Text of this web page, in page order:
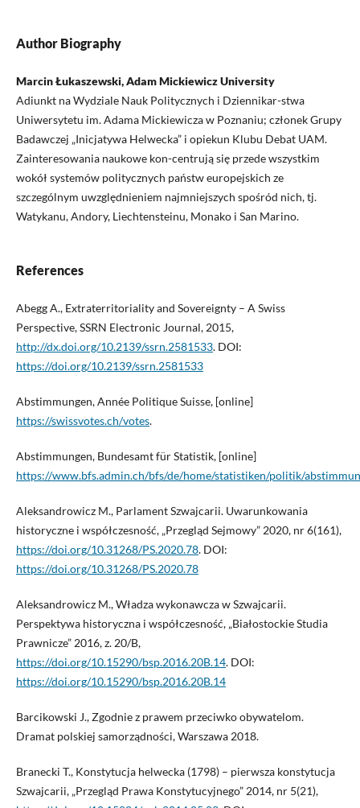
Author Biography
Marcin Łukaszewski, Adam Mickiewicz University
Adiunkt na Wydziale Nauk Politycznych i Dziennikar-stwa
Uniwersytetu im. Adama Mickiewicza w Poznaniu; członek Grupy
Badawczej „Inicjatywa Helwecka” i opiekun Klubu Debat UAM.
Zainteresowania naukowe kon-centrują się przede wszystkim
wokół systemów politycznych państw europejskich ze
szczególnym uwzględnieniem najmniejszych spośród nich, tj.
Watykanu, Andory, Liechtensteinu, Monako i San Marino.
References
Abegg A., Extraterritoriality and Sovereignty – A Swiss
Perspective, SSRN Electronic Journal, 2015,
http://dx.doi.org/10.2139/ssrn.2581533. DOI:
https://doi.org/10.2139/ssrn.2581533
Abstimmungen, Année Politique Suisse, [online]
https://swissvotes.ch/votes.
Abstimmungen, Bundesamt für Statistik, [online]
https://www.bfs.admin.ch/bfs/de/home/statistiken/politik/
Aleksandrowicz M., Parlament Szwajcarii. Uwarunkowania
historyczne i współczesność, „Przegląd Sejmowy” 2020, nr 6(161),
https://doi.org/10.31268/PS.2020.78. DOI:
https://doi.org/10.31268/PS.2020.78
Aleksandrowicz M., Władza wykonawcza w Szwajcarii.
Perspektywa historyczna i współczesność, „Białostockie Studia
Prawnicze” 2016, z. 20/B,
https://doi.org/10.15290/bsp.2016.20B.14. DOI:
https://doi.org/10.15290/bsp.2016.20B.14
Barcikowski J., Zgodnie z prawem przeciwko obywatelom.
Dramat polskiej samorządności, Warszawa 2018.
Branecki T., Konstytucja helwecka (1798) – pierwsza konstytucja
Szwajcarii, „Przegląd Prawa Konstytucyjnego” 2014, nr 5(21),